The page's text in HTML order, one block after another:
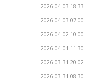
2026-04-03 18:33
2026-04-03 07:00
2026-04-02 10:00
2026-04-01 11:30
2026-03-31 20:02
2026-03-31 08:30